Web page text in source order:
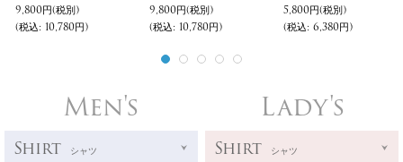
9,800円(税別)
(税込: 10,780円)
9,800円(税別)
(税込: 10,780円)
5,800円(税別)
(税込: 6,380円)
Men's
Shirt シャツ
Lady's
Shirt シャツ